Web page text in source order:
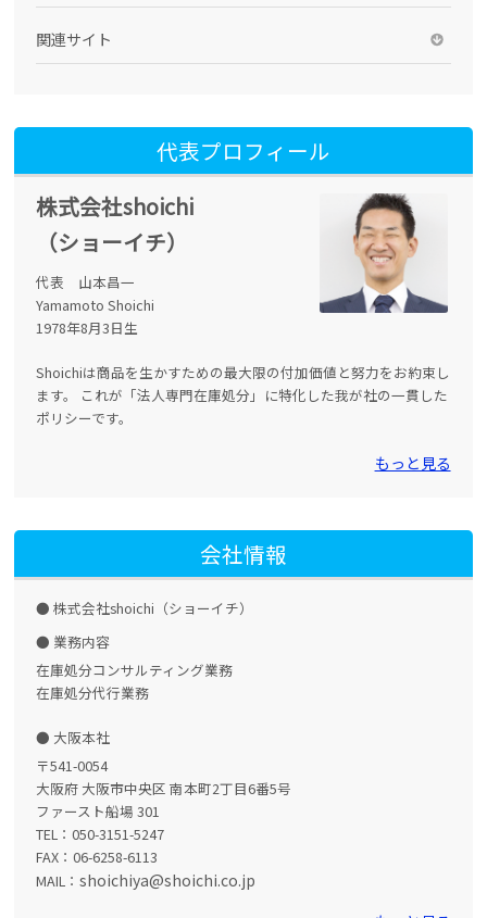
関連サイト
代表プロフィール
株式会社shoichi
（ショーイチ）
代表 山本昌一
Yamamoto Shoichi
1978年8月3日生
Shoichiは商品を生かすための最大限の付加価値と努力をお約束し
ます。 これが「法人専門在庫処分」に特化した我が社の一貫した
ポリシーです。
もっと見る
会社情報
株式会社shoichi（ショーイチ）
業務内容
在庫処分コンサルティング業務
在庫処分代行業務
大阪本社
〒541-0054
大阪府 大阪市中央区 南本町2丁目6番5号
ファースト船場 301
TEL：050-3151-5247
FAX：06-6258-6113
MAIL：shoichiya@shoichi.co.jp